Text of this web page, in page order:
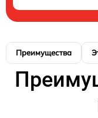
Преимущества